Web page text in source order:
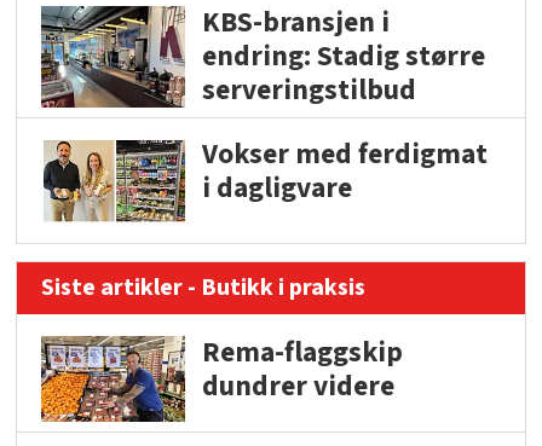
KBS-bransjen i
endring: Stadig større
serveringstilbud
Vokser med ferdigmat
i dagligvare
Siste artikler - Butikk i praksis
Rema-flaggskip
dundrer videre